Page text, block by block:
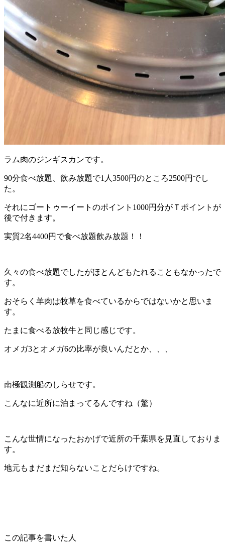
ラム肉のジンギスカンです。
90分食べ放題、飲み放題で1人3500円のところ2500円でし
た。
それにゴートゥーイートのポイント1000円分がＴポイントが
後で付きます。
実質2名4400円で食べ放題飲み放題！！
久々の食べ放題でしたがほとんどもたれることもなかったで
す。
おそらく羊肉は牧草を食べているからではないかと思いま
す。
たまに食べる放牧牛と同じ感じです。
オメガ3とオメガ6の比率が良いんだとか、、、
南極観測船のしらせです。
こんなに近所に泊まってるんですね（驚）
こんな世情になったおかげで近所の千葉県を見直しておりま
す。
地元もまだまだ知らないことだらけですね。
この記事を書いた人